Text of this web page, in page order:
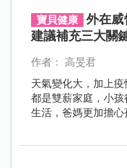
寶貝健康
外在威
建議補充三大關
作者： 高旻君
天氣變化大，加上
都是雙薪家庭，小
生活，爸媽更加擔